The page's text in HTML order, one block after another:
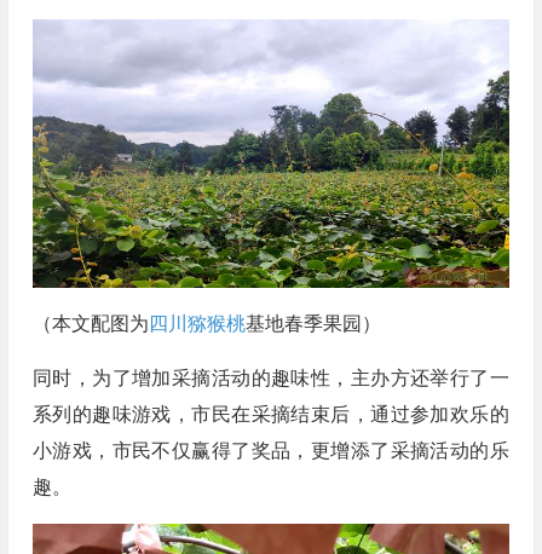
（本文配图为 四川猕猴桃基地春季果园）
同时，为了增加采摘活动的趣味性，主办方还举行了一
系列的趣味游戏，市民在采摘结束后，通过参加欢乐的
小游戏，市民不仅赢得了奖品，更增添了采摘活动的乐
趣。